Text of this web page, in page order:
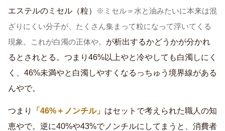
エステルのミセル（粒）
※ミセル＝水と油みたいに本来は混
ざりにくい分子が、たくさん集まって粒になって浮いてくる
現象。これが白濁の正体や。 が析出するかどうかが分かれ
るとされとる。つまり46%以上やと冷やしても白濁しにく
く、46%未満やと白濁しやすくなるっちゅう境界線がある
んやで。
つまり 「46%＋ノンチル」 はセットで考えられた職人の知
恵やで。逆に40%や43%でノンチルにしてまうと、消費者